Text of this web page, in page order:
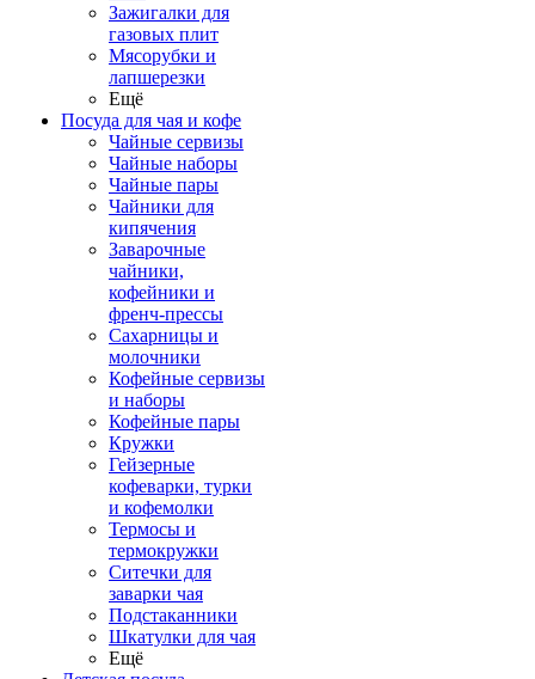
Зажигалки для
газовых плит
Мясорубки и
лапшерезки
Ещё
Посуда для чая и кофе
Чайные сервизы
Чайные наборы
Чайные пары
Чайники для
кипячения
Заварочные
чайники,
кофейники и
френч-прессы
Сахарницы и
молочники
Кофейные сервизы
и наборы
Кофейные пары
Кружки
Гейзерные
кофеварки, турки
и кофемолки
Термосы и
термокружки
Ситечки для
заварки чая
Подстаканники
Шкатулки для чая
Ещё